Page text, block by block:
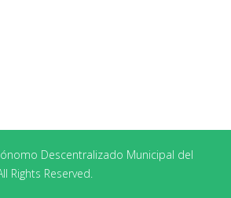
Descentralizado Municipal del
Rights Reserved.